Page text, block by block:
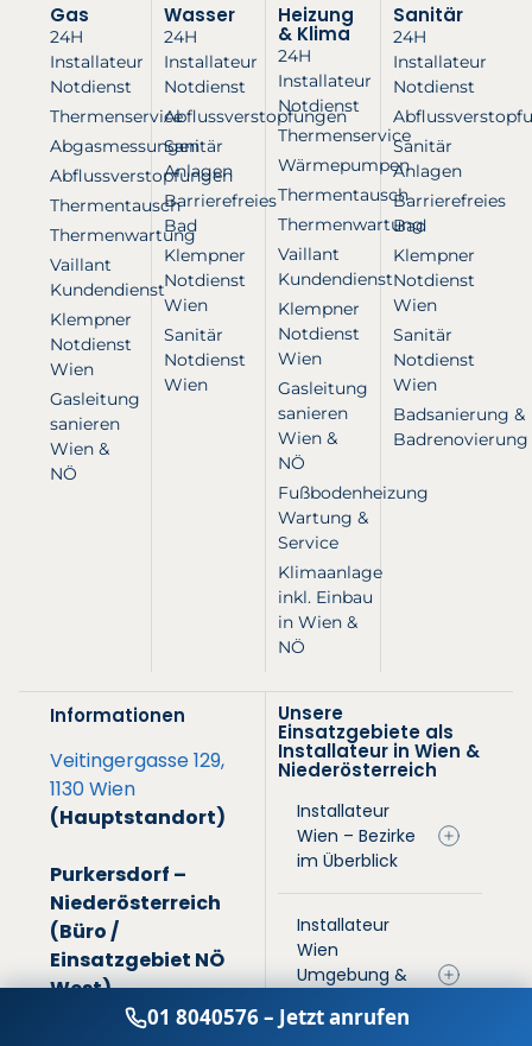
01 8040576 – Jetzt anrufen
Gas
24H
Installateur
Notdienst
Thermenservice
Abgasmessungen
Abflussverstopfungen
Thermentausch
Thermenwartung
Vaillant
Kundendienst
Klempner
Notdienst
Wien
Gasleitung
sanieren
Wien &
NÖ
Wasser
24H
Installateur
Notdienst
Abflussverstopfungen
Sanitär
Anlagen
Barrierefreies
Bad
Klempner
Notdienst
Wien
Sanitär
Notdienst
Wien
Heizung
& Klima
24H
Installateur
Notdienst
Thermenservice
Wärmepumpen
Thermentausch
Thermenwartung
Vaillant
Kundendienst
Klempner
Notdienst
Wien
Gasleitung
sanieren
Wien &
NÖ
Fußbodenheizung
Wartung &
Service
Klimaanlage
inkl. Einbau
in Wien &
NÖ
Sanitär
24H
Installateur
Notdienst
Sanitär
Anlagen
Barrierefreies
Bad
Klempner
Notdienst
Wien
Sanitär
Notdienst
Wien
Badsanierung &
Badrenovierung
Informationen
Veitingergasse 129,
1130 Wien
(Hauptstandort)
Purkersdorf –
Niederösterreich
(Büro /
Einsatzgebiet NÖ
West)
Kellerwiese 2-3, 3002
Unsere
Einsatzgebiete als
Installateur in Wien &
Niederösterreich
Installateur
Wien – Bezirke
im Überblick
Installateur
Wien
Umgebung &
Einsatzgebiete